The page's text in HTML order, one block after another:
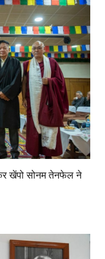
खेंपो सोनम तेनफेल ने